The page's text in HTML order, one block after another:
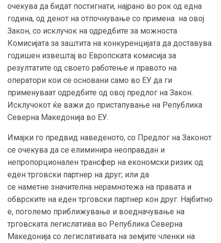
очекува да бидат постигнати, најрано во рок од една
година, од денот на отпочнување со примена на овој
Закон, со исклучок на одредбите за можноста
Комисијата за заштита на конкуренцијата да доставува
годишен извештај во Европската комисија за
резултатите од своето работење и правото на
оператори кои се основани само во ЕУ да ги
применуваат одредбите од овој предлог на Закон.
Исклучокот ќе важи до пристапување на Република
Северна Македонија во ЕУ.
Имајки го предвид наведеното, со Предлог на Законот
се очекува да се елиминира неоправдан и
непропорционален трансфер на економски ризик од
еден трговски партнер на друг; или да
се наметне значителна нерамнотежа на правата и
обврските на еден трговски партнер кон друг. Најбитно
е, поголемо приближување и воедначување на
трговската легислатива во Република Северна
Македонија со легислативата на земјите членки на